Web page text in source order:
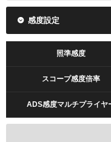
感度設定
照準感度
スコープ感度倍率
ADS感度マルチプライヤ